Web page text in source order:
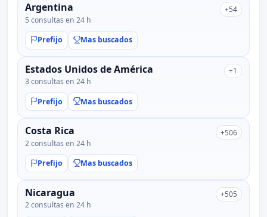
Argentina
5 consultas en 24 h
+54
Prefijo Mas buscados
Estados Unidos de América
3 consultas en 24 h
+1
Prefijo Mas buscados
Costa Rica
2 consultas en 24 h
+506
Prefijo Mas buscados
Nicaragua
2 consultas en 24 h
+505